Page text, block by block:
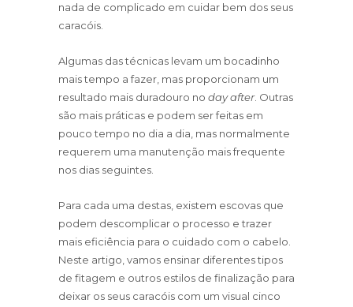
nada de complicado em cuidar bem dos seus
caracóis.
Algumas das técnicas levam um bocadinho
mais tempo a fazer, mas proporcionam um
resultado mais duradouro no day after. Outras
são mais práticas e podem ser feitas em
pouco tempo no dia a dia, mas normalmente
requerem uma manutenção mais frequente
nos dias seguintes.
Para cada uma destas, existem escovas que
podem descomplicar o processo e trazer
mais eficiência para o cuidado com o cabelo.
Neste artigo, vamos ensinar diferentes tipos
de fitagem e outros estilos de finalização para
deixar os seus caracóis com um visual cinco